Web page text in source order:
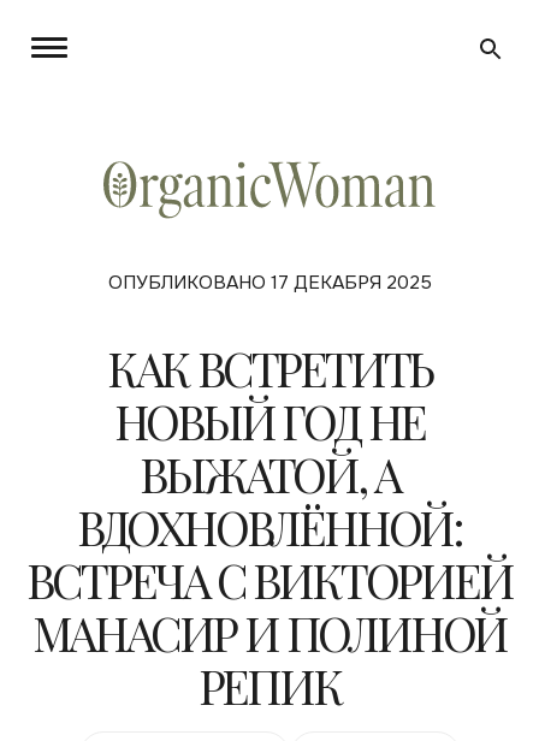
ОПУБЛИКОВАНО 17 ДЕКАБРЯ 2025
КАК ВСТРЕТИТЬ
НОВЫЙ ГОД НЕ
ВЫЖАТОЙ, А
ВДОХНОВЛЁННОЙ:
ВСТРЕЧА С ВИКТОРИЕЙ
МАНАСИР И ПОЛИНОЙ
РЕПИК